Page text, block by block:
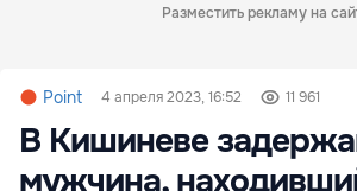
Разместить рекламу на
Point 4 апреля 2023, 16:52 11 961
В Кишиневе
мужчина,